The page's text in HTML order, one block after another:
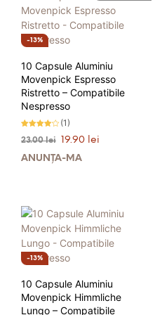
13%
10 Capsule Aluminiu
Movenpick Espresso
Ristretto – Compatibile
Nespresso
4.00
5
(1)
23.00lei Prețul
a
19.90 lei
ANUNȚĂ-MĂ
13%
10 Capsule Aluminiu
Movenpick Himmliche
Lungo – Compatibile